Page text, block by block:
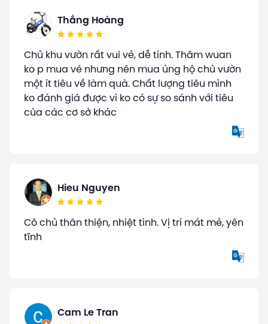
Thắng Hoàng
Chủ khu vườn rất vui vẻ, dễ tính. Thăm wuan
ko p mua vé nhưng nên mua ủng hộ chủ vườn
một ít tiêu về làm quà. Chất lượng tiêu mình
ko đánh giá được vì ko có sự so sánh với tiêu
của các cơ sở khác
Hieu Nguyen
Cô chủ thân thiện, nhiệt tình. Vị trí mát mẻ, yên
tĩnh
Cam Le Tran